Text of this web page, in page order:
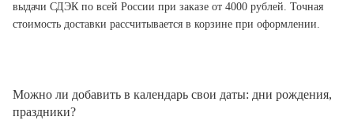
выдачи СДЭК по всей России при заказе от 4000 рублей. Точная
стоимость доставки рассчитывается в корзине при оформлении.
Можно ли добавить в календарь свои даты: дни рождения,
праздники?